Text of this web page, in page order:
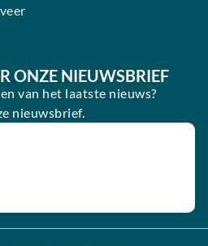
ONZE NIEUWSBRIEF
van het laatste nieuws?
nieuwsbrief.